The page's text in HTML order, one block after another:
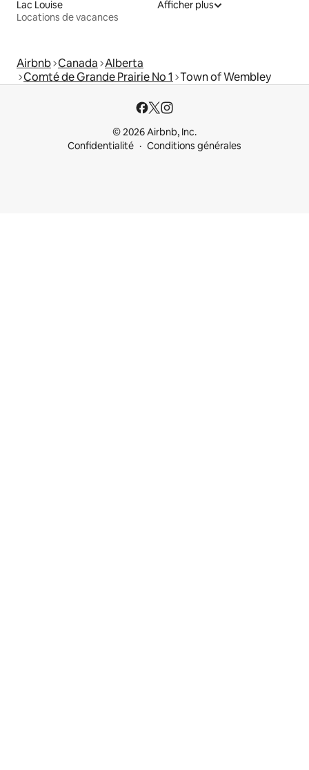
Lac Louise
Locations de vacances
Afficher plus
Airbnb Canada Alberta
Comté de Grande Prairie No 1 Town of Wembley
© 2026 Airbnb, Inc.
Confidentialité
Conditions générales